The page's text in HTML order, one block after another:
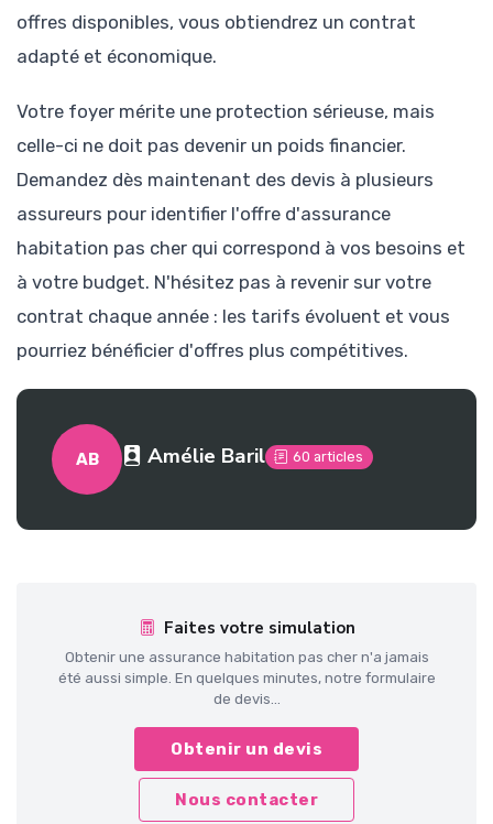
offres disponibles, vous obtiendrez un contrat
adapté et économique.
Votre foyer mérite une protection sérieuse, mais
celle-ci ne doit pas devenir un poids financier.
Demandez dès maintenant des devis à plusieurs
assureurs pour identifier l'offre d'assurance
habitation pas cher qui correspond à vos besoins et
à votre budget. N'hésitez pas à revenir sur votre
contrat chaque année : les tarifs évoluent et vous
pourriez bénéficier d'offres plus compétitives.
AB Amélie Baril 60 articles
Faites votre simulation
Obtenir une assurance habitation pas cher n'a jamais
été aussi simple. En quelques minutes, notre formulaire
de devis...
Obtenir un devis
Nous contacter